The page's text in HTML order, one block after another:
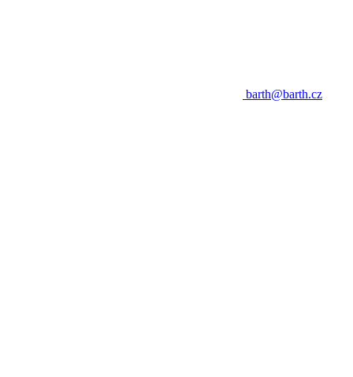
barth@barth.cz